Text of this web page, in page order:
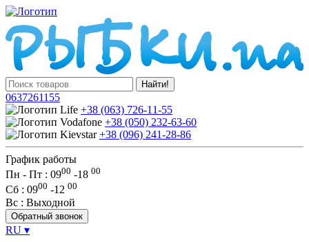
Найти!
0637261155
+38 (063) 726-11-55
+38 (050) 232-63-60
+38 (096) 241-28-86
График работы
Пн - Пт : 0900 -18 00
Сб : 0900 -12 00
Вс : Выходной
Обратный звонок
RU ▾